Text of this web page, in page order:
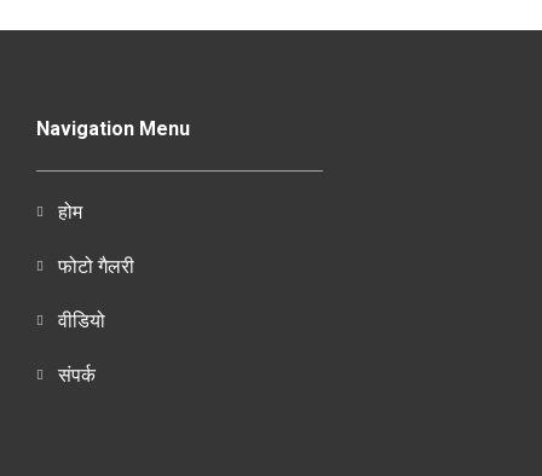
Navigation Menu
होम
फोटो गैलरी
वीडियो
संपर्क